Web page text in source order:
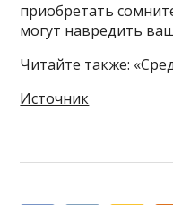
приобретать
могут навредить
Читайте также:
Источник